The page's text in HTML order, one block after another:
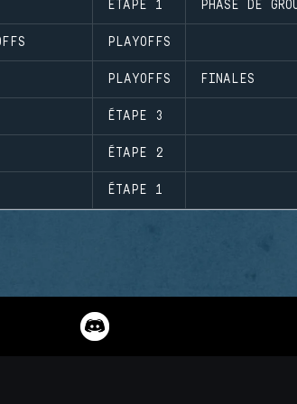
ÉTAPE 1 PHASE DE
PLAYOFFS
PLAYOFFS FINALES
ÉTAPE 3
ÉTAPE 2
ÉTAPE 1